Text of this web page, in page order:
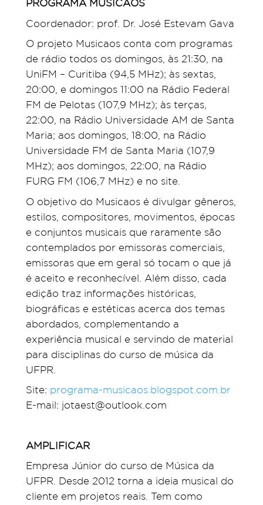
PROGRAMA MUSICAOS
Coordenador: prof. Dr. José Estevam Gava
O projeto Musicaos conta com programas
de rádio todos os domingos, às 21:30, na
UniFM – Curitiba (94,5 MHz); às sextas,
20:00, e domingos 11:00 na Rádio Federal
FM de Pelotas (107,9 MHz); às terças,
22:00, na Rádio Universidade AM de Santa
Maria; aos domingos, 18:00, na Rádio
Universidade FM de Santa Maria (107,9
MHz); aos domingos, 22:00, na Rádio
FURG FM (106,7 MHz) e no site.
O objetivo do Musicaos é divulgar gêneros,
estilos, compositores, movimentos, épocas
e conjuntos musicais que raramente são
contemplados por emissoras comerciais,
emissoras que em geral só tocam o que já
é aceito e reconhecível. Além disso, cada
edição traz informações históricas,
biográficas e estéticas acerca dos temas
abordados, complementando a
experiência musical e servindo de material
para disciplinas do curso de música da
UFPR.
Site: programa-musicaos.blogspot.com.br
E-mail: jotaest@outlook.com
AMPLIFICAR
Empresa Júnior do curso de Música da
UFPR. Desde 2012 torna a ideia musical do
cliente em projetos reais. Tem como